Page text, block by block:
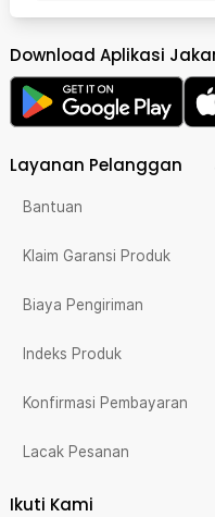
Download Aplikasi
Layanan Pelanggan
Bantuan
Klaim Garansi Produk
Biaya Pengiriman
Indeks Produk
Konfirmasi Pembayaran
Lacak Pesanan
Ikuti Kami